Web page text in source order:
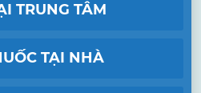
TRUNG TÂM
TẠI NHÀ